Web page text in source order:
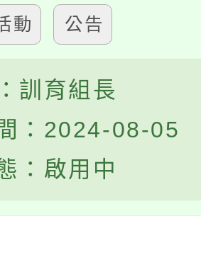
動 公告
訓育組長
：2024-08-05
：啟用中